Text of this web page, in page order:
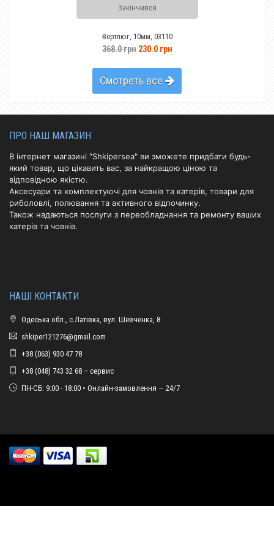
Закінчився
Вертлюг, 10мм, 03110
368.0 грн230.0 грн
Смотреть все
ПРО НАШ МАГАЗИН
В інтернет магазині "Shkipersea" ви зможете придбати будь-
який товар, що цікавить вас, за найкращою ціною та
відповідною якістю.
Аксесуари та комплектуючі для човнів та катерів, товари для
риболовлі, полювання та активного відпочинку.
Також надаються послуги з переобладнання та ремонту ваших
катерів та човнів.
НАШІ КОНТАКТИ
Одеська обл., с.Латівка, вул. Шевченка, 8
shkiper121276@gmail.com
+38 (063) 930 47 78
+38 (048) 743 32 68 – сервис
ПН-СБ: 9:00 - 18:00 • Онлайн-замовлення — 24/7